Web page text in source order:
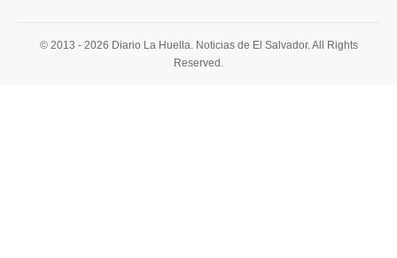
© 2013 - 2026 Diario La Huella. Noticias de El Salvador. All Rights
Reserved.